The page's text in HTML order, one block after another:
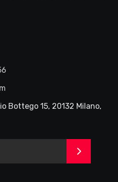
Bottego 15, 20132 Milano,
>